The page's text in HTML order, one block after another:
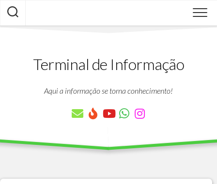
Skip
content
Terminal de Informação
Aqui a informação se torna conhecimento!